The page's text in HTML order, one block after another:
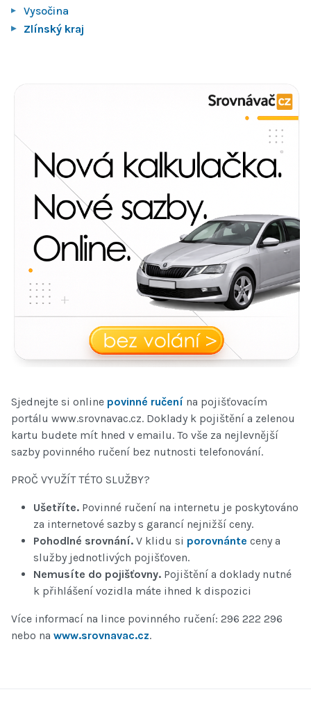
Vysočina
Zlínský kraj
Sjednejte si online povinné ručení na pojišťovacím
portálu www.srovnavac.cz. Doklady k pojištění a zelenou
kartu budete mít hned v emailu. To vše za nejlevnější
sazby povinného ručení bez nutnosti telefonování.
PROČ VYUŽÍT TÉTO SLUŽBY?
Ušetříte. Povinné ručení na internetu je poskytováno
za internetové sazby s garancí nejnižší ceny.
Pohodlné srovnání. V klidu si porovnánte ceny a
služby jednotlivých pojišťoven.
Nemusíte do pojišťovny. Pojištění a doklady nutné
k přihlášení vozidla máte ihned k dispozici
Více informací na lince povinného ručení: 296 222 296
nebo na www.srovnavac.cz.